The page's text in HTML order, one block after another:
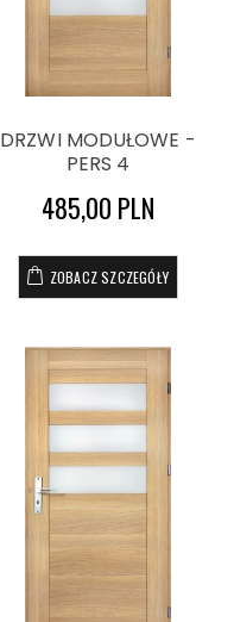
DRZWI MODUŁOWE -
PERS 4
485,00 PLN
ZOBACZ SZCZEGÓŁY